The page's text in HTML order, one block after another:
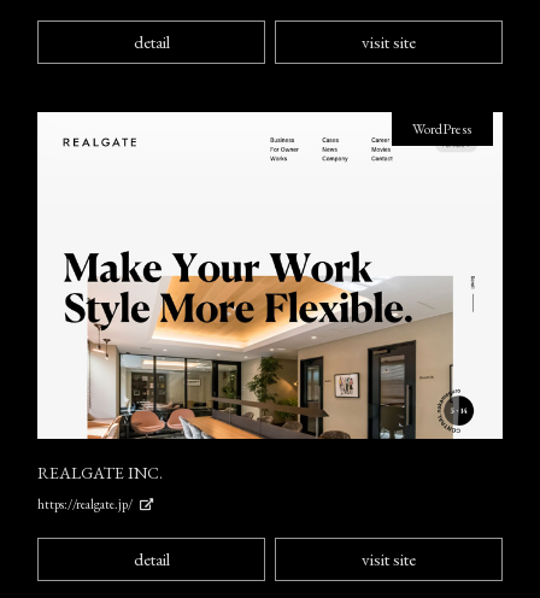
detail visit site
REALGATE INC.
https://realgate.jp/
WordPress
detail visit site